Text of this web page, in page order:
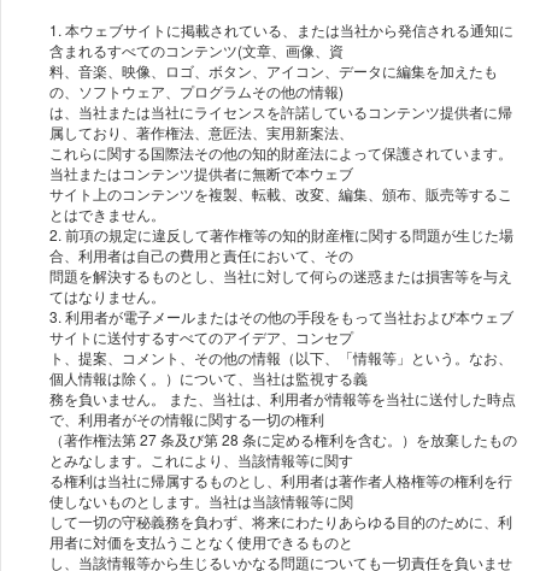
1. 本ウェブサイトに掲載されている、または当社から発信される通知に
含まれるすべてのコンテンツ(⽂章、画像、資
料、⾳楽、映像、ロゴ、ボタン、アイコン、データに編集を加えたも
の、ソフトウェア、プログラムその他の情報)
は、当社または当社にライセンスを許諾しているコンテンツ提供者に帰
属しており、著作権法、意匠法、実⽤新案法、
これらに関する国際法その他の知的財産法によって保護されています。
当社またはコンテンツ提供者に無断で本ウェブ
サイト上のコンテンツを複製、転載、改変、編集、頒布、販売等するこ
とはできません。
2. 前項の規定に違反して著作権等の知的財産権に関する問題が⽣じた場
合、利⽤者は⾃⼰の費⽤と責任において、その
問題を解決するものとし、当社に対して何らの迷惑または損害等を与え
てはなりません。
3. 利⽤者が電⼦メールまたはその他の⼿段をもって当社および本ウェブ
サイトに送付するすべてのアイデア、コンセプ
ト、提案、コメント、その他の情報（以下、「情報等」という。なお、
個⼈情報は除く。）について、当社は監視する義
務を負いません。 また、当社は、利⽤者が情報等を当社に送付した時点
で、利⽤者がその情報に関する⼀切の権利
（著作権法第 27 条及び第 28 条に定める権利を含む。）を放棄したもの
とみなします。これにより、当該情報等に関す
る権利は当社に帰属するものとし、利⽤者は著作者⼈格権等の権利を⾏
使しないものとします。当社は当該情報等に関
して⼀切の守秘義務を負わず、将来にわたりあらゆる⽬的のために、利
⽤者に対価を⽀払うことなく使⽤できるものと
し、当該情報等から⽣じるいかなる問題についても⼀切責任を負いませ